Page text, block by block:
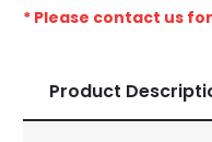
* Please contact us
Product